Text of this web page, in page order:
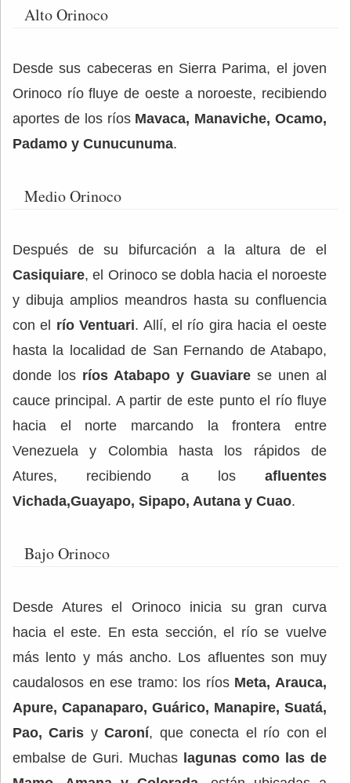
Alto Orinoco
Desde sus cabeceras en Sierra Parima, el joven
Orinoco río fluye de oeste a noroeste, recibiendo
aportes de los ríos Mavaca, Manaviche, Ocamo,
Padamo y Cunucunuma.
Medio Orinoco
Después de su bifurcación a la altura de el
Casiquiare, el Orinoco se dobla hacia el noroeste
y dibuja amplios meandros hasta su confluencia
con el río Ventuari. Allí, el río gira hacia el oeste
hasta la localidad de San Fernando de Atabapo,
donde los ríos Atabapo y Guaviare se unen al
cauce principal. A partir de este punto el río fluye
hacia el norte marcando la frontera entre
Venezuela y Colombia hasta los rápidos de
Atures, recibiendo a los afluentes
Vichada,Guayapo, Sipapo, Autana y Cuao.
Bajo Orinoco
Desde Atures el Orinoco inicia su gran curva
hacia el este. En esta sección, el río se vuelve
más lento y más ancho. Los afluentes son muy
caudalosos en ese tramo: los ríos Meta, Arauca,
Apure, Capanaparo, Guárico, Manapire, Suatá,
Pao, Caris yCaroní, que conecta el río con el
embalse de Guri. Muchas lagunas como las de